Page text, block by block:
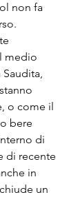
non fa
medio
o come il
bere
di
di recente
in
un